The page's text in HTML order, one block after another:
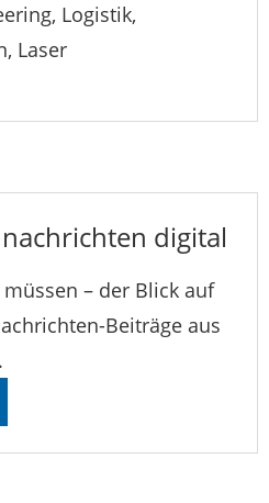
Logistik,
Laser
digital
– der Blick auf
Beiträge aus